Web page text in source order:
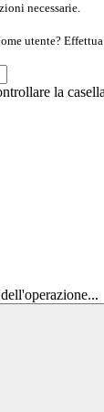
necessarie.
utente?
la